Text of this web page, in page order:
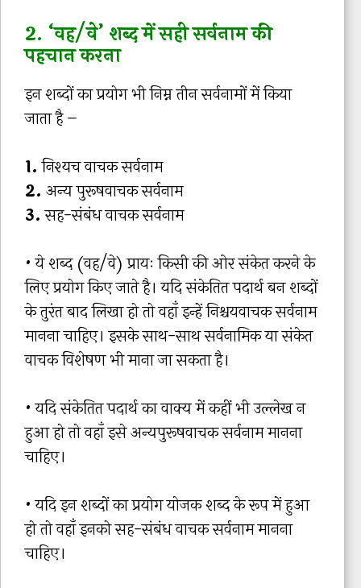
2. ‘वह/वे’ शब्द में सही सर्वनाम की
पहचान करना
इन शब्दों का प्रयोग भी निम्न तीन सर्वनामों में किया
जाता है –
1.निश्यच वाचक सर्वनाम
2. अन्य पुरूषवाचक सर्वनाम
3.सह-संबंध वाचक सर्वनाम
• ये शब्द (वह/वे) प्रायः किसी की ओर संकेत करने के
लिए प्रयोग किए जाते है। यदि संकेतित पदार्थ बन शब्दों
के तुरंत बाद लिखा हो तो वहाँ इन्हें निश्चयवाचक सर्वनाम
मानना चाहिए। इसके साथ-साथ सर्वनामिक या संकेत
वाचक विशेषण भी माना जा सकता है।
• यदि संकेतित पदार्थ का वाक्य में कहीं भी उल्लेख न
हुआ हो तो वहाँ इसे अन्यपुरूषवाचक सर्वनाम मानना
चाहिए।
• यदि इन शब्दों का प्रयोग योजक शब्द के रूप में हुआ
हो तो वहाँ इनको सह-संबंध वाचक सर्वनाम मानना
चाहिए।